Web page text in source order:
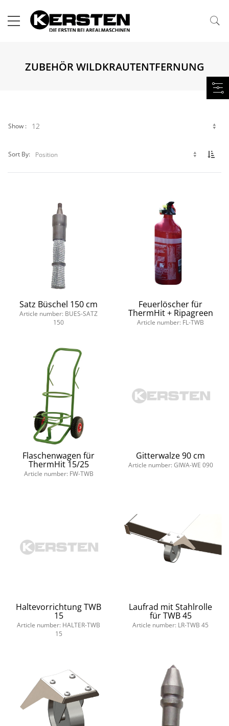
ZUBEHÖR WILDKRAUTENTFERNUNG
Show
Sort By
Satz Büschel 150 cm
Article number: BUES-SATZ
150
Feuerlöscher für
ThermHit + Ripagreen
Article number: FL-TWB
Flaschenwagen für
ThermHit 15/25
Article number: FW-TWB
Gitterwalze 90 cm
Article number: GIWA-WE 090
Haltevorrichtung TWB
15
Article number: HALTER-TWB
15
Laufrad mit Stahlrolle
für TWB 45
Article number: LR-TWB 45